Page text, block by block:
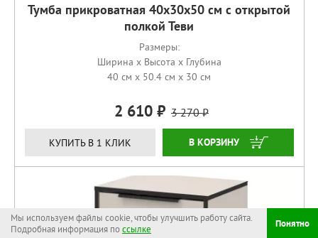
Тумба прикроватная 40х30х50 см с открытой
полкой Теви
Размеры:
Ширина x Высота x Глубина
40 см x 50.4 см x 30 см
2 610 3 270
КУПИТЬ В 1 КЛИК КУПИТЬ
Мы используем файлы cookie, чтобы улучшить работу сайта.
Подробная информация поссылке Понятно